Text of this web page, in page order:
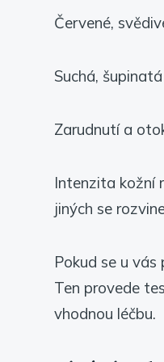
Červené,
Suchá,
Zarudnutí a
Intenzita kožní
jiných se
Pokud se u
Ten provede
vhodnou léčbu.